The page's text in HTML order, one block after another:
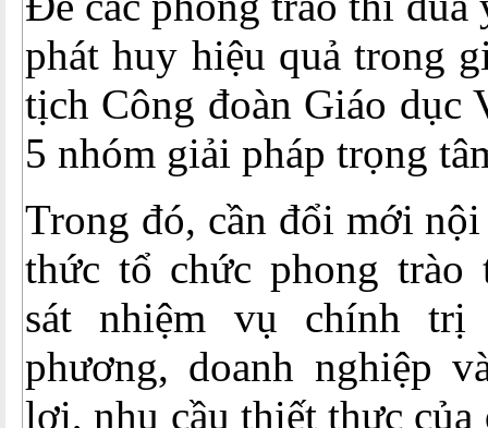
phát huy hiệu quả trong
tịch Công đoàn Giáo dục
5 nhóm giải pháp trọng
Trong đó, cần đổi mới
thức tổ chức phong trào
sát nhiệm vụ chính trị
phương, doanh nghiệp
lợi, nhu cầu thiết thực